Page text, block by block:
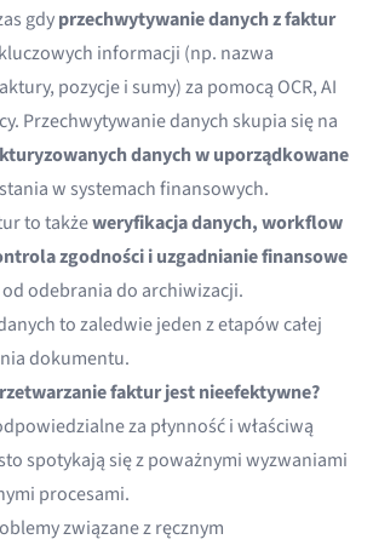
gdyprzechwytywanie danych z faktur
informacji (np. nazwa
pozycje i sumy) za pomocą OCR, AI
Przechwytywanie danych skupia się na
danych w uporządkowane
w systemach finansowych.
to takżeweryfikacja danych, workflow
zgodności i uzgadnianie finansowe
od odebrania do archiwizacji.
to zaledwie jeden z etapów całej
dokumentu.
faktur jest nieefektywne?
za płynność i właściwą
spotykają się z poważnymi wyzwaniami
procesami.
związane z ręcznym